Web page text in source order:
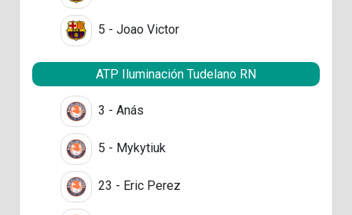
5 - Joao Victor
ATP Iluminación Tudelano RN
3 - Anás
5 - Mykytiuk
23 - Eric Perez